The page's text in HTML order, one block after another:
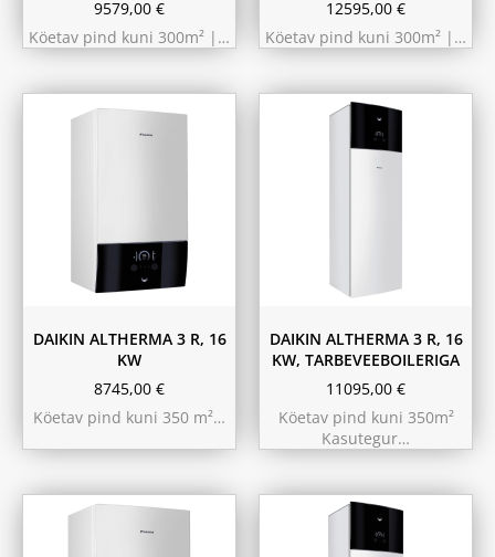
9579,00 €
Köetav pind kuni 300m² |…
12595,00 €
Köetav pind kuni 300m² |…
DAIKIN ALTHERMA 3 R, 16
KW
8745,00 €
Köetav pind kuni 350 m²…
230L
DAIKIN ALTHERMA 3 R, 16
KW, TARBEVEEBOILERIGA
11095,00 €
Köetav pind kuni 350m²
Kasutegur…